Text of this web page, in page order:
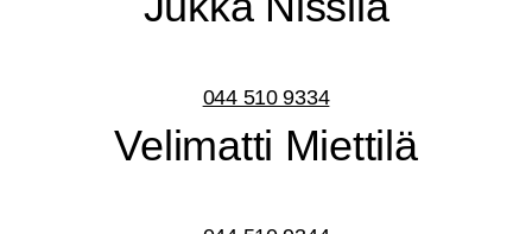
044 510 9334
Veli­mat­ti Miettilä